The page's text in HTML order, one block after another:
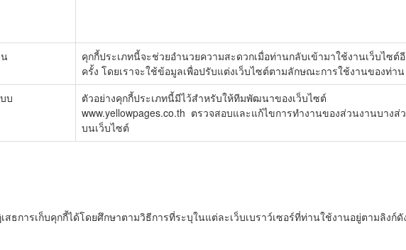
คุกกี้ประเภทนี้จะช่วยอำนวยความสะดวกเมื่อท่านกลับเข้ามาใช้งานเว็บไซต์
ครั้ง โดยเราจะใช้ข้อมูลเพื่อปรับแต่งเว็บไซต์ตามลักษณะการใช้งานของท่าน
บ
ตัวอย่างคุกกี้ประเภทนี้มีไว้สำหรับให้ทีมพัฒนาของเว็บไซต์
www.yellowpages.co.th ตรวจสอบและแก้ไขการทำงานของส่วนงานบางส่
บนเว็บไซต์
ธการเก็บคุกกี้ได้โดยศึกษาตามวิธีการที่ระบุในแต่ละเว็บเบราว์เซอร์ที่ท่านใช้งานอยู่ตามลิง